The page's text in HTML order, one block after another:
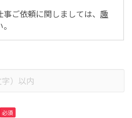
ご依頼に関しましては、 趣